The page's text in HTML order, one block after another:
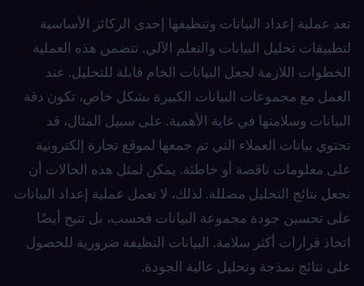
تعد عملية إعداد البيانات وتنظيفها إحدى الركائز الأساسية
لتطبيقات تحليل البيانات والتعلم الآلي. تتضمن هذه العملية
الخطوات اللازمة لجعل البيانات الخام قابلة للتحليل. عند
العمل مع مجموعات البيانات الكبيرة بشكل خاص، تكون دقة
البيانات وسلامتها في غاية الأهمية. على سبيل المثال، قد
تحتوي بيانات العملاء التي تم جمعها لموقع تجارة إلكترونية
على معلومات ناقصة أو خاطئة. يمكن لمثل هذه الحالات أن
تجعل نتائج التحليل مضللة. لذلك، لا تعمل عملية إعداد البيانات
على تحسين جودة مجموعة البيانات فحسب، بل تتيح أيضًا
اتخاذ قرارات أكثر سلامة. البيانات النظيفة ضرورية للحصول
على نتائج نمذجة وتحليل عالية الجودة.